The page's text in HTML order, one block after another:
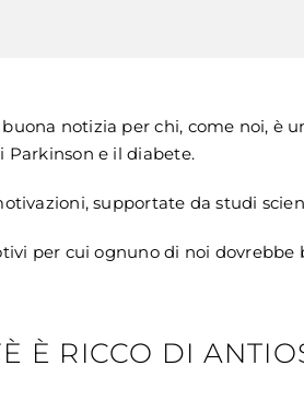
notizia per chi, come noi, è
Parkinson e il diabete.
supportate da studi
per cui ognuno di noi dovrebbe
È RICCO DI